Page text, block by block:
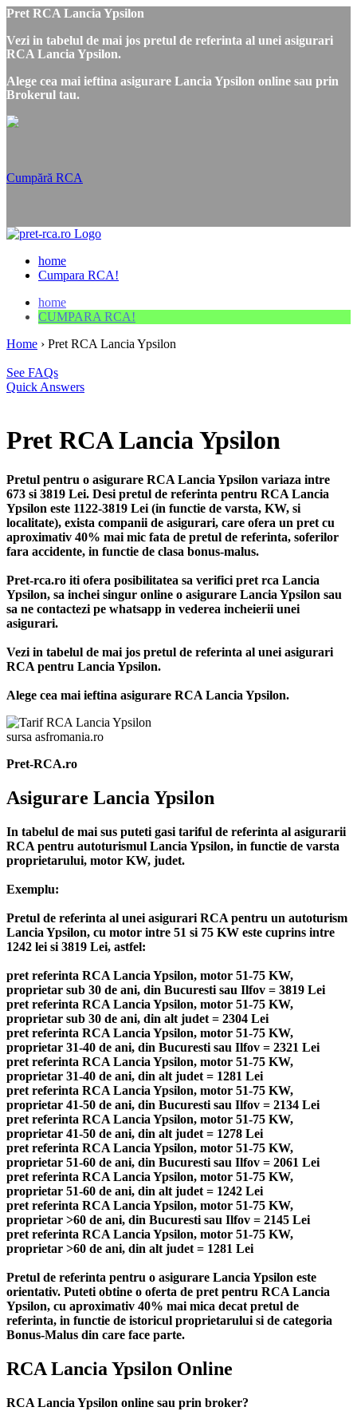
Pret RCA Lancia Ypsilon
Vezi in tabelul de mai jos pretul de referinta al unei asigurari
RCA Lancia Ypsilon.
Alege cea mai ieftina asigurare Lancia Ypsilon online sau prin
Brokerul tau.
Cumpără RCA
home
Cumpara RCA!
home
CUMPARA RCA!
Home › Pret RCA Lancia Ypsilon
See FAQs
Quick Answers
Pret RCA Lancia Ypsilon
Pretul pentru o asigurare RCA Lancia Ypsilon variaza intre
673 si 3819 Lei. Desi pretul de referinta pentru RCA Lancia
Ypsilon este 1122-3819 Lei (in functie de varsta, KW, si
localitate), exista companii de asigurari, care ofera un pret cu
aproximativ 40% mai mic fata de pretul de referinta, soferilor
fara accidente, in functie de clasa bonus-malus.
Pret-rca.ro iti ofera posibilitatea sa verifici pret rca Lancia
Ypsilon, sa inchei singur online o asigurare Lancia Ypsilon sau
sa ne contactezi pe whatsapp in vederea incheierii unei
asigurari.
Vezi in tabelul de mai jos pretul de referinta al unei asigurari
RCA pentru Lancia Ypsilon.
Alege cea mai ieftina asigurare RCA Lancia Ypsilon.
sursa asfromania.ro
Pret-RCA.ro
Asigurare Lancia Ypsilon
In tabelul de mai sus puteti gasi tariful de referinta al asigurarii
RCA pentru autoturismul Lancia Ypsilon, in functie de varsta
proprietarului, motor KW, judet.
Exemplu:
Pretul de referinta al unei asigurari RCA pentru un autoturism
Lancia Ypsilon, cu motor intre 51 si 75 KW este cuprins intre
1242 lei si 3819 Lei, astfel:
pret referinta RCA Lancia Ypsilon, motor 51-75 KW,
proprietar sub 30 de ani, din Bucuresti sau Ilfov = 3819 Lei
pret referinta RCA Lancia Ypsilon, motor 51-75 KW,
proprietar sub 30 de ani, din alt judet = 2304 Lei
pret referinta RCA Lancia Ypsilon, motor 51-75 KW,
proprietar 31-40 de ani, din Bucuresti sau Ilfov = 2321 Lei
pret referinta RCA Lancia Ypsilon, motor 51-75 KW,
proprietar 31-40 de ani, din alt judet = 1281 Lei
pret referinta RCA Lancia Ypsilon, motor 51-75 KW,
proprietar 41-50 de ani, din Bucuresti sau Ilfov = 2134 Lei
pret referinta RCA Lancia Ypsilon, motor 51-75 KW,
proprietar 41-50 de ani, din alt judet = 1278 Lei
pret referinta RCA Lancia Ypsilon, motor 51-75 KW,
proprietar 51-60 de ani, din Bucuresti sau Ilfov = 2061 Lei
pret referinta RCA Lancia Ypsilon, motor 51-75 KW,
proprietar 51-60 de ani, din alt judet = 1242 Lei
pret referinta RCA Lancia Ypsilon, motor 51-75 KW,
proprietar >60 de ani, din Bucuresti sau Ilfov = 2145 Lei
pret referinta RCA Lancia Ypsilon, motor 51-75 KW,
proprietar >60 de ani, din alt judet = 1281 Lei
Pretul de referinta pentru o asigurare Lancia Ypsilon este
orientativ. Puteti obtine o oferta de pret pentru RCA Lancia
Ypsilon, cu aproximativ 40% mai mica decat pretul de
referinta, in functie de istoricul proprietarului si de categoria
Bonus-Malus din care face parte.
RCA Lancia Ypsilon Online
RCA Lancia Ypsilon online sau prin broker?